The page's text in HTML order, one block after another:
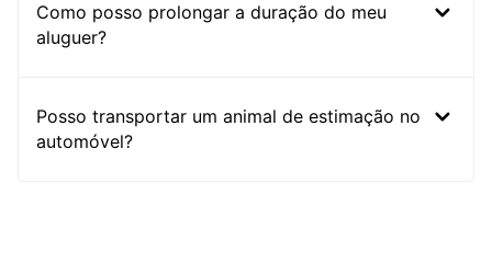
Como posso prolongar a duração do meu
aluguer?
Posso transportar um animal de estimação no
automóvel?